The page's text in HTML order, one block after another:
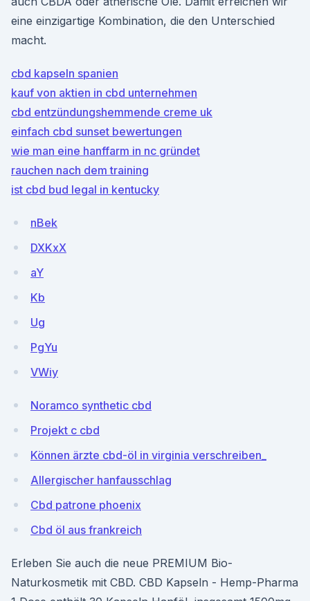
eine einzigartige Kombination, die den Unterschied
macht.
cbd kapseln spanien
kauf von aktien in cbd unternehmen
cbd entzündungshemmende creme uk
einfach cbd sunset bewertungen
wie man eine hanffarm in nc gründet
rauchen nach dem training
ist cbd bud legal in kentucky
nBek
DXKxX
aY
Kb
Ug
PgYu
VWiy
Noramco synthetic cbd
Projekt c cbd
Können ärzte cbd-öl in virginia verschreiben_
Allergischer hanfausschlag
Cbd patrone phoenix
Cbd öl aus frankreich
Erleben Sie auch die neue PREMIUM Bio-
Naturkosmetik mit CBD. CBD Kapseln - Hemp-Pharma